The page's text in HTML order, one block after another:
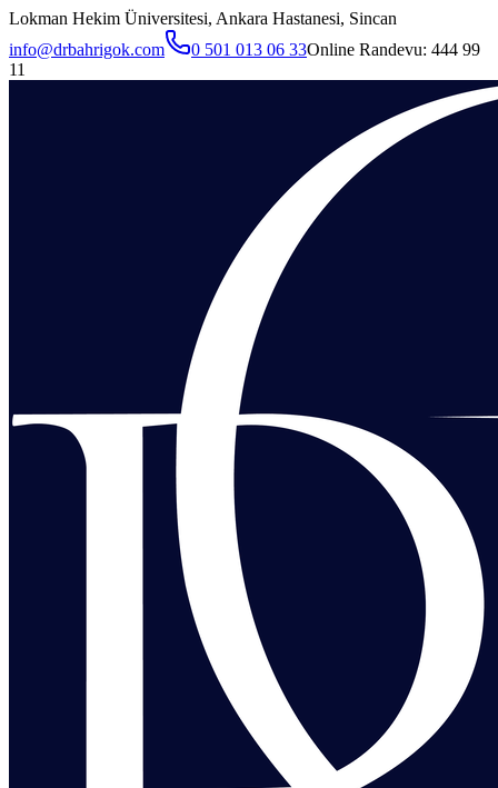
Lokman Hekim Üniversitesi, Ankara Hastanesi, Sincan
info@drbahrigok.com
0 501 013 06 33Online Randevu: 444 99
11